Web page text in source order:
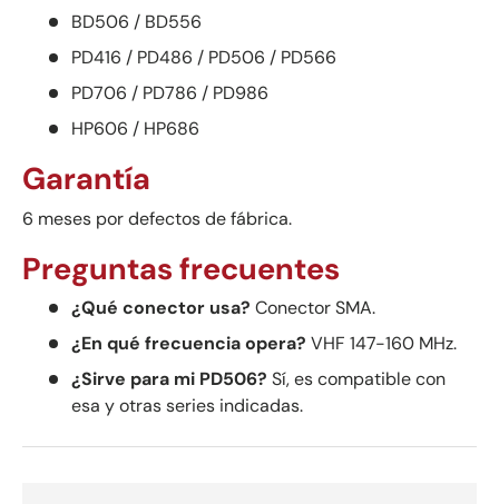
BD506 / BD556
PD416 / PD486 / PD506 / PD566
PD706 / PD786 / PD986
HP606 / HP686
Garantía
6 meses por defectos de fábrica.
Preguntas frecuentes
¿Qué conector usa? Conector SMA.
¿En qué frecuencia opera? VHF 147-160 MHz.
¿Sirve para mi PD506? Sí, es compatible con
esa y otras series indicadas.